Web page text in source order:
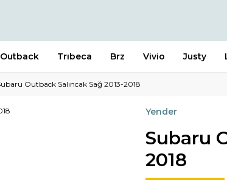
Outback Trıbeca Brz Vivio Justy
Outback Salıncak Sağ 2013-2018
Yender
Subaru
2018